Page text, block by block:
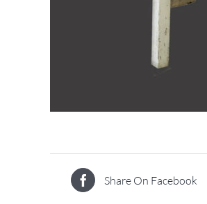
Share On Facebook